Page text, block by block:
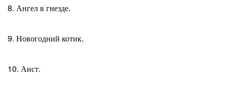
8. Ангел в гнезде.
9. Новогодний котик.
10. Аист.